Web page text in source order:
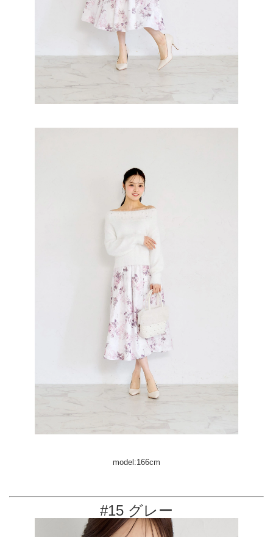
model:166cm
#15 グレー